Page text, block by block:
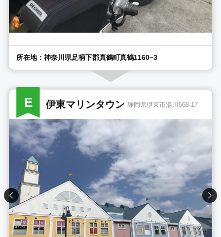
所在地：神奈川県足柄下郡真鶴町真鶴1160−3
E 伊東マリンタウン 静岡県伊東市湯川568-17